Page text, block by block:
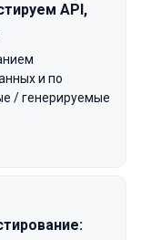
API,
и по
/ генерируемые